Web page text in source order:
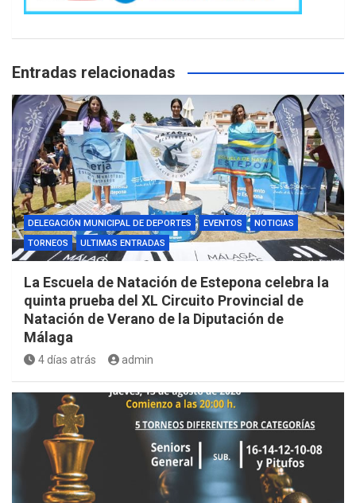
Entradas relacionadas
DELEGACIÓN MUNICIPAL DE DEPORTES EVENTOS
NOTICIAS
TORNEOS
ULTIMAS ENTRADAS
La Escuela de Natación de Estepona celebra la
quinta prueba del XL Circuito Provincial de
Natación de Verano de la Diputación de
Málaga
4 días atrás admin